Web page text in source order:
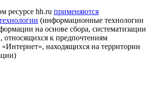
ресурсе hh.ru применяются
(информационные технологии
на основе сбора, систематизации
относящихся к предпочтениям
«Интернет», находящихся на территории